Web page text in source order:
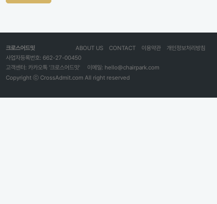
크로스어드밋 개인정보처리방침
이용약관
CONTACT
ABOUT US
사업자등록번호: 662-27-00450
고객센터: 카카오톡 '크로스어드밋'
이메일: hello@chairpark.com
Copyright ⓒ CrossAdmit.com All right reserved